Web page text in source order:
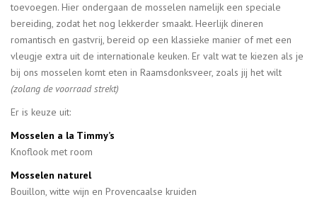
toevoegen. Hier ondergaan de mosselen namelijk een speciale
bereiding, zodat het nog lekkerder smaakt. Heerlijk dineren
romantisch en gastvrij, bereid op een klassieke manier of met een
vleugje extra uit de internationale keuken. Er valt wat te kiezen als je
bij ons mosselen komt eten in Raamsdonksveer, zoals jij het wilt
(zolang de voorraad strekt)
Er is keuze uit:
Mosselen a la Timmy’s
Knoflook met room
Mosselen naturel
Bouillon, witte wijn en Provencaalse kruiden